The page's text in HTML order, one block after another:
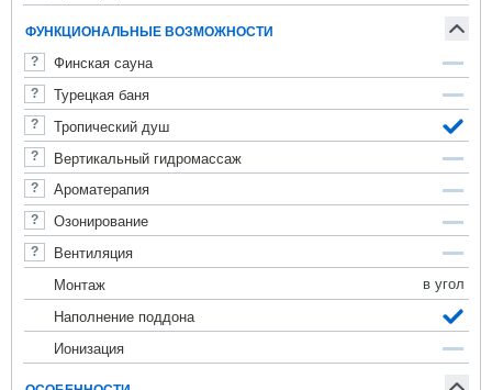
ФУНКЦИОНАЛЬНЫЕ ВОЗМОЖНОСТИ
Финская сауна
Турецкая баня
Тропический душ
Вертикальный гидромассаж
Ароматерапия
Озонирование
Вентиляция
Монтаж
в угол
Наполнение поддона
Ионизация